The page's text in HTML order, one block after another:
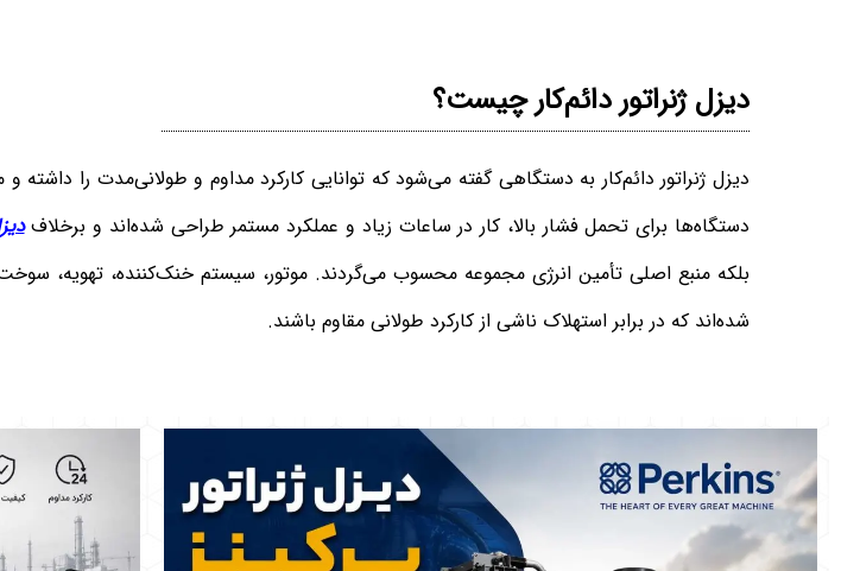
دیزل ژنراتور دائم‌کار چیست؟
دیزل ژنراتور دائم‌کار به دستگاهی گفته می‌شود که توانایی کارکرد مداوم و طولانی‌مدت را داشته
دستگاه‌ها برای تحمل فشار بالا، کار در ساعات زیاد و عملکرد مستمر طراحی شده‌اند و برخلاف
بلکه منبع اصلی تأمین انرژی مجموعه محسوب می‌گردند. موتور، سیستم خنک‌کننده، تهویه،
شده‌اند که در برابر استهلاک ناشی از کارکرد طولانی مقاوم باشند.